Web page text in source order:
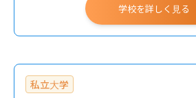
学校を詳しく見る
私立大学